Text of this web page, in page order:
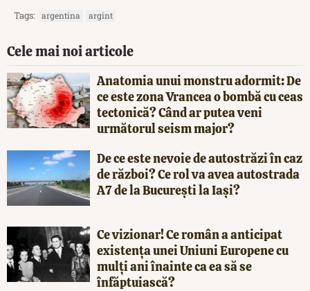
Tags: argentina argint
Cele mai noi articole
Anatomia unui monstru adormit: De
ce este zona Vrancea o bombă cu ceas
tectonică? Când ar putea veni
următorul seism major?
De ce este nevoie de autostrăzi în caz
de război? Ce rol va avea autostrada
A7 de la București la Iași?
Ce vizionar! Ce român a anticipat
existența unei Uniuni Europene cu
mulți ani înainte ca ea să se
înfăptuiască?